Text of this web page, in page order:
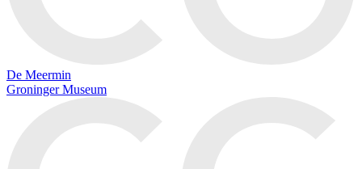
De Meermin
Groninger Museum